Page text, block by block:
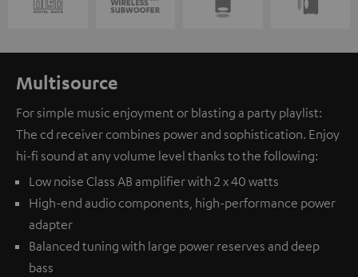
Multisource
For simple music enjoyment or blasting a party playlist:
The cd receiver combines power and sophistication. Enjoy
hi-fi sound at any volume level thanks to the following:
Low noise Class AB amplifier with 2 x 40 watts
High-end audio components, high-performance power
adapter
Balanced tuning with large power reserves and deep
bass